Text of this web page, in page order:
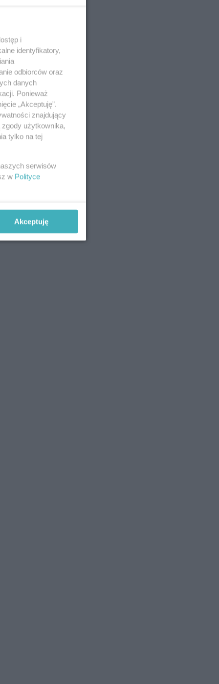
i
identyfikatory,
odbiorców oraz
danych
Ponieważ
„Akceptuję”.
znajdujący
użytkownika,
tylko na tej
serwisów
w Polityce
Akceptuję